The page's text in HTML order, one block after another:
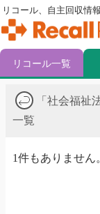
「社会福祉
一覧
1件もありません
リコール、自主回収情
リコール一覧